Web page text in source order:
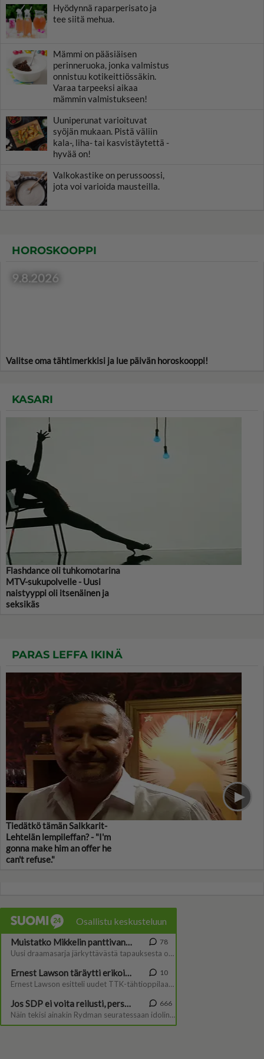
Hyödynnä raparperisato ja
tee siitä mehua.
Mämmi on pääsiäisen
perinneruoka, jonka valmistus
onnistuu kotikeittiössäkin.
Varaa tarpeeksi aikaa
mämmin valmistukseen!
Uuniperunat varioituvat
syöjän mukaan. Pistä väliin
kala-, liha- tai kasvistäytettä -
hyvää on!
Valkokastike on perussoossi,
jota voi varioida mausteilla.
HOROSKOOPPI
9.8.2026
Valitse oma tähtimerkkisi ja lue päivän horoskooppi!
KASARI
Flashdance oli tuhkomotarina
MTV-sukupolvelle - Uusi
naistyyppi oli itsenäinen ja
seksikäs
PARAS LEFFA IKINÄ
Tiedätkö tämän Salkkarit-
Lehtelän lempileffan? - "I'm
gonna make him an offer he
can't refuse."